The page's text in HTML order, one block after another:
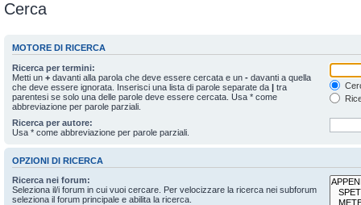
Cerca
MOTORE DI RICERCA
Ricerca per termini:
Metti un + davanti alla parola che deve essere cercata e un - davanti a quella
che deve essere ignorata. Inserisci una lista di parole separate da | tra
parentesi se solo una delle parole deve essere cercata. Usa * come
abbreviazione per parole parziali.
Ricerca per autore:
Usa * come abbreviazione per parole parziali.
OPZIONI DI RICERCA
Ricerca nei forum:
Seleziona il/i forum in cui vuoi cercare. Per velocizzare la ricerca nei subforum
seleziona il forum principale e abilita la ricerca.